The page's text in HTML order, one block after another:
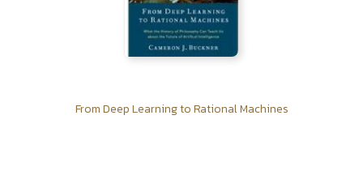
From Deep Learning to Rational Machines